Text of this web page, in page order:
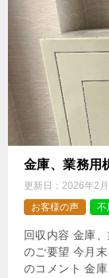
金庫、業務用
更新日： 2026年2月
お客様の声
不
回収内容 金庫
のご要望 今月
のコメント 金